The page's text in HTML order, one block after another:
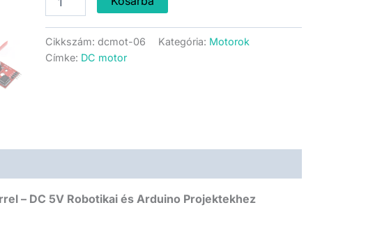
Ventilátor
Modul
mennyiség
Cikkszám: dcmot-06 Kategória: Motorok
Címke: DC motor
– DC 5V Robotikai és Arduino Projektekhez